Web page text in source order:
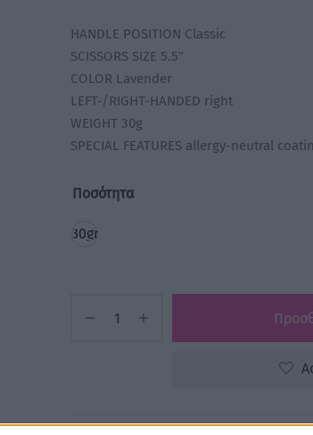
HANDLE POSITION Classic
SCISSORS SIZE 5.5″
COLOR Lavender
LEFT-/RIGHT-HANDED right
WEIGHT 30g
SPECIAL FEATURES allergy-neutral
Ποσότητα
30gr